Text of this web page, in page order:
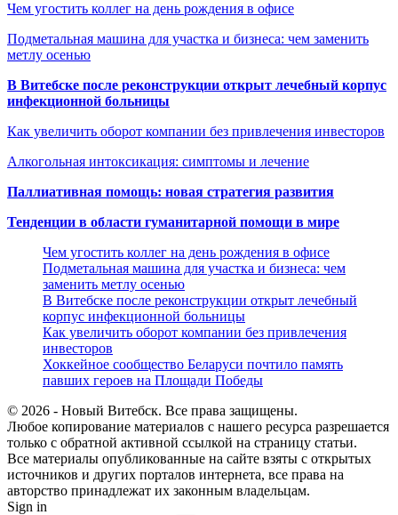
Чем угостить коллег на день рождения в офисе
Подметальная машина для участка и бизнеса: чем заменить
метлу осенью
В Витебске после реконструкции открыт лечебный корпус
инфекционной больницы
Как увеличить оборот компании без привлечения инвесторов
Алкогольная интоксикация: симптомы и лечение
Паллиативная помощь: новая стратегия развития
Тенденции в области гуманитарной помощи в мире
Чем угостить коллег на день рождения в офисе
Подметальная машина для участка и бизнеса: чем
заменить метлу осенью
В Витебске после реконструкции открыт лечебный
корпус инфекционной больницы
Как увеличить оборот компании без привлечения
инвесторов
Хоккейное сообщество Беларуси почтило память
павших героев на Площади Победы
© 2026 - Новый Витебск. Все права защищены.
Любое копирование материалов с нашего ресурса разрешается
только с обратной активной ссылкой на страницу статьи.
Все материалы опубликованные на сайте взяты с открытых
источников и других порталов интернета, все права на
авторство принадлежат их законным владельцам.
Sign in